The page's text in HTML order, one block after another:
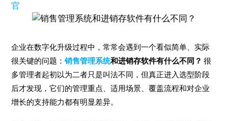
官
企业在数字化升级过程中，常常会遇到一个看似简单、实际
很关键的问题：销售管理系统和进销存软件有什么不同？ 很
多管理者起初以为二者只是叫法不同，但真正进入选型阶段
后才发现，它们的管理重点、适用场景、覆盖流程和对企业
增长的支持能力都有明显差异。